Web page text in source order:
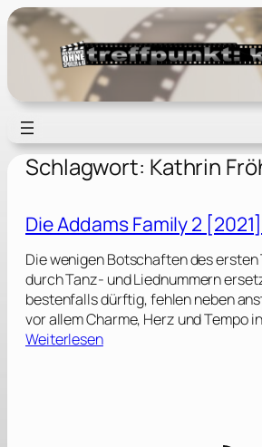
Zum
Inhalt
springen
Schlagwort: Kathrin
Die Addams Family 2 [2021]
Die wenigen Botschaften des ersten
durch Tanz- und Liednummern
bestenfalls dürftig, fehlen neben
vor allem Charme, Herz und Tempo
Weiterlesen: